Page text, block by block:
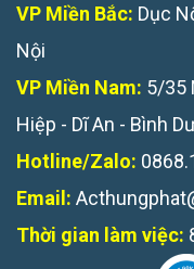
VP Miền Bắc: Dục
Nội
VP Miền Nam: 5/35
Hiệp - Dĩ An - Bình
Hotline/Zalo:
Email:
Thời gian làm việc: